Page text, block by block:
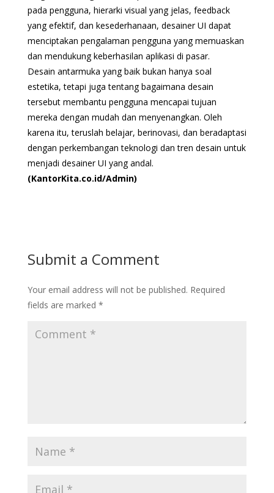
pada pengguna, hierarki visual yang jelas, feedback
yang efektif, dan kesederhanaan, desainer UI dapat
menciptakan pengalaman pengguna yang memuaskan
dan mendukung keberhasilan aplikasi di pasar.
Desain antarmuka yang baik bukan hanya soal
estetika, tetapi juga tentang bagaimana desain
tersebut membantu pengguna mencapai tujuan
mereka dengan mudah dan menyenangkan. Oleh
karena itu, teruslah belajar, berinovasi, dan beradaptasi
dengan perkembangan teknologi dan tren desain untuk
menjadi desainer UI yang andal.
(KantorKita.co.id/Admin)
Submit a Comment
Your email address will not be published. Required
fields are marked *